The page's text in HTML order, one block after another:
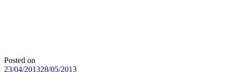
Posted on
23/04/201328/05/2013